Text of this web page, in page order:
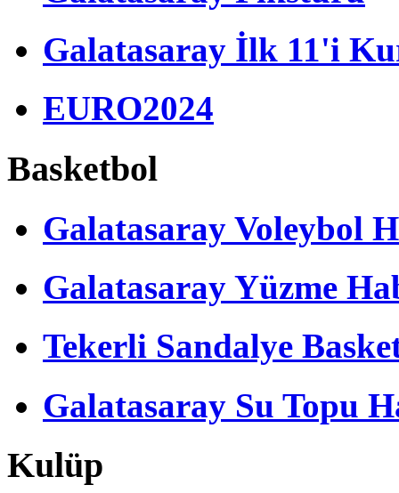
Galatasaray İlk 11'i
EURO2024
Basketbol
Galatasaray Voleybol
Galatasaray Yüzme
Tekerli Sandalye
Galatasaray Su Topu
Kulüp